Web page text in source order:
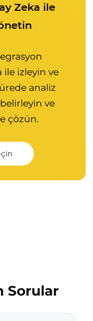
Zeka ile
ile izleyin ve
analiz
ve
çözün.
Sorular